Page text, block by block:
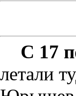
С 17
летали